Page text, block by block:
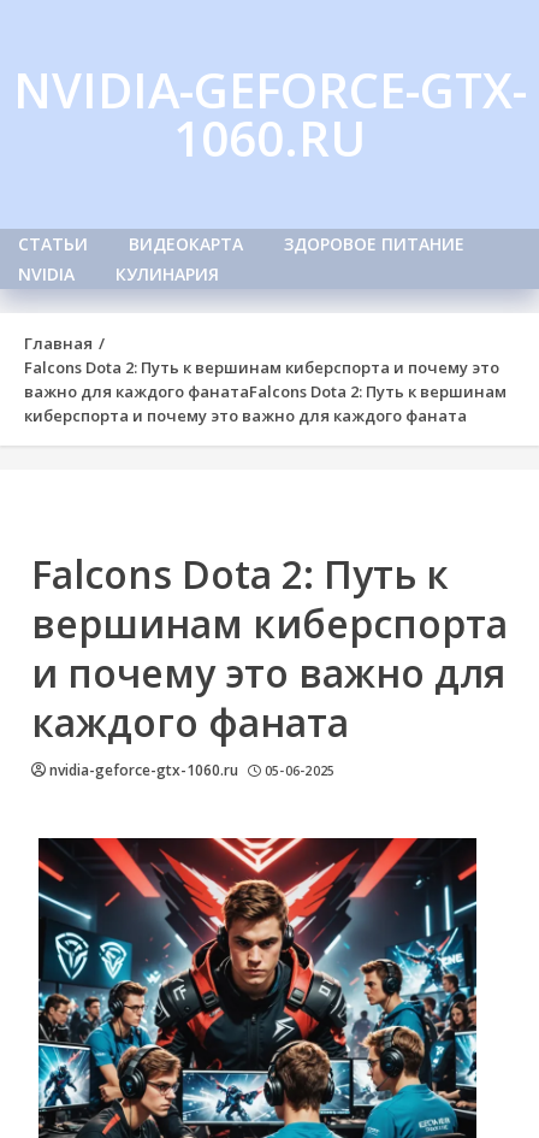
content
NVIDIA-GEFORCE-GTX-
1060.RU
СТАТЬИ ВИДЕОКАРТА
ЗДОРОВОЕ ПИТАНИЕ
NVIDIA
КУЛИНАРИЯ
Главная
Falcons Dota 2: Путь к вершинам киберспорта и почему это
важно для каждого фанатаFalcons Dota 2: Путь к вершинам
киберспорта и почему это важно для каждого фаната
Falcons Dota 2: Путь к
вершинам киберспорта
и почему это важно для
каждого фаната
nvidia-geforce-gtx-1060.ru 05-06-2025